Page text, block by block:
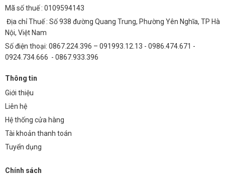
Mã số thuế : 0109594143
Địa chỉ Thuế : Số 938 đường Quang Trung, Phường Yên Nghĩa, TP Hà
Nội, Việt Nam
Số điện thoại: 0867.224.396 – 091993.12.13 - 0986.474.671 -
0924.734.666 - 0867.933.396
Thông tin
Giới thiệu
Liên hệ
Hệ thống cửa hàng
Tài khoản thanh toán
Tuyển dụng
Chính sách